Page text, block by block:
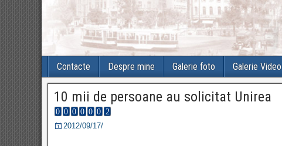
Contacte Despre mine Galerie foto Galerie Video
10 mii de persoane au solicitat Unirea
2012/09/17/